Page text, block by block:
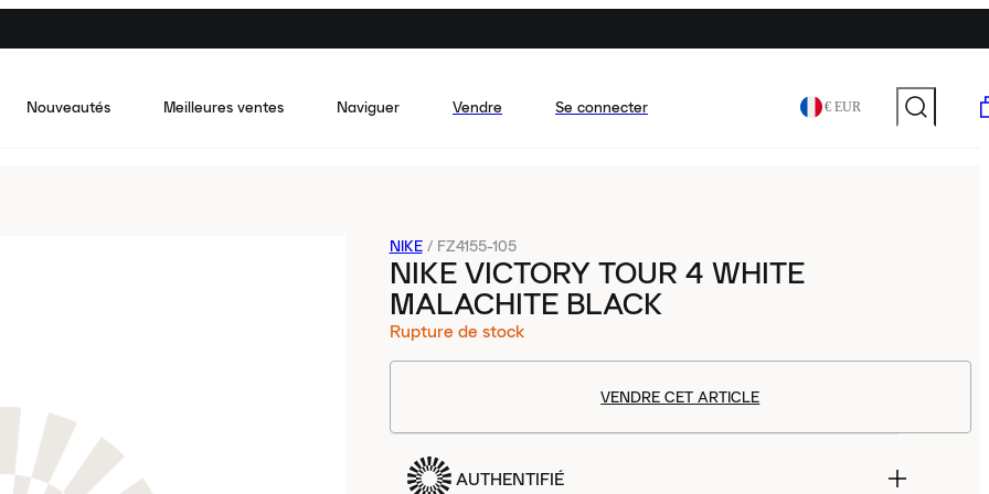
Nouveautés Meilleures ventes Naviguer Vendre Se connecter € EUR
NIKE / FZ4155-105
NIKE VICTORY TOUR 4 WHITE
MALACHITE BLACK
Rupture de stock
VENDRE CET ARTICLE
AUTHENTIFIÉ